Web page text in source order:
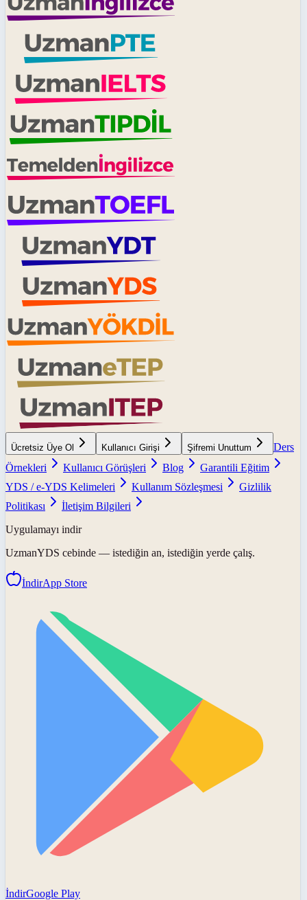
Ücretsiz Üye Ol Kullanıcı Girişi Şifremi Unuttum
Ders
Örnekleri
Kullanıcı Görüşleri Blog
Garantili Eğitim
YDS / e-YDS Kelimeleri
Kullanım Sözleşmesi
Gizlilik
Politikası
İletişim Bilgileri
Uygulamayı indir
UzmanYDS cebinde — istediğin an, istediğin yerde çalış.
İndirApp Store
İndirGoogle Play